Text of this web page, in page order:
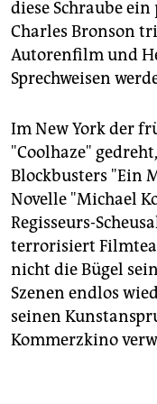
diese Schraube
Charles Bronson
Autorenfilm und
Sprechweisen
Im New York der
"Coolhaze"
Blockbusters "Ein
Novelle "Michael
Regisseurs-
terrorisiert
nicht die Bügel
Szenen endlos
seinen
Kommerzkino